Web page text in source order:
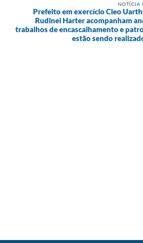
NOTÍCIA
Prefeito em exercício Cleo
Rudinei Harter acompanham
trabalhos de encascalhamento e
estão sendo